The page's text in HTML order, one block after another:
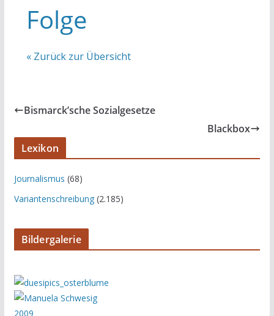
Folge
« Zurück zur Übersicht
Bismarck’sche Sozialgesetze
Blackbox
Lexikon
Journalismus (68)
Variantenschreibung(2.185)
Bildergalerie